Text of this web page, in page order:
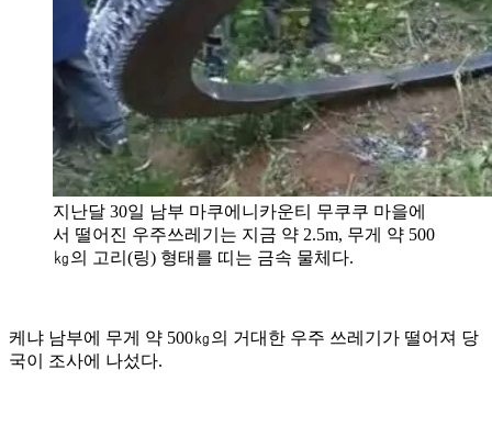
지난달 30일 남부 마쿠에니카운티 무쿠쿠 마을에
서 떨어진 우주쓰레기는 지금 약 2.5m, 무게 약 500
㎏의 고리(링) 형태를 띠는 금속 물체다.
케냐 남부에 무게 약 500㎏의 거대한 우주 쓰레기가 떨어져 당
국이 조사에 나섰다.